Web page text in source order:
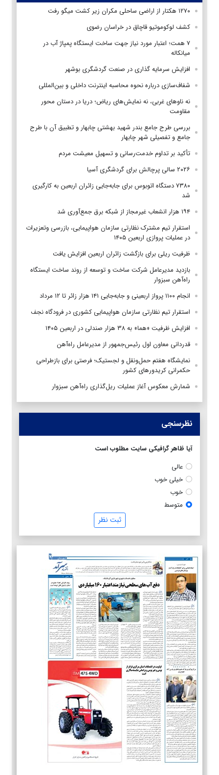
۱۲۷۰ هکتار از اراضی ساحلی مکران زیر کشت میگو رفت
کشف لوکوموتیو قاچاق در خراسان رضوی
۷ همت؛ اعتبار مورد نیاز جهت ساخت ایستگاه پمپاژ آب در
میانکاله
افزایش سرمایه گذاری در صنعت گردشگری بوشهر
شفاف‌سازی درباره نحوه محاسبه اینترنت داخلی و بین‌المللی
نه ناوهای غربی، نه نمایش‌های ریاض؛ دریا در دستان محور
مقاومت
بررسی طرح جامع بندر شهید بهشتی چابهار و تطبیق آن با طرح
جامع و تفصیلی شهر چابهار
تأکید بر تداوم خدمت‌رسانی و تسهیل معیشت مردم
۲۰۲۶ سالی پرچالش برای گردشگری آسیا
۷۳۸۰ دستگاه اتوبوس برای جابه‌جایی زائران اربعین به‌ کارگیری
شد
۱۹۴ هزار انشعاب غیرمجاز از شبکه برق جمع‌آوری شد
استقرار تیم مشترک نظارتی سازمان هواپیمایی، بازرسی وتعزیرات
در عملیات پروازی اربعین ۱۴۰۵
ظرفیت ریلی برای بازگشت زائران اربعین افزایش یافت
بازدید مدیرعامل شرکت ساخت و توسعه از روند ساخت ایستگاه
راه‌آهن سبزوار
انجام ۱۱۰۰ پرواز اربعینی و جابه‌جایی ۱۴۱ هزار زائر تا ۱۲ مرداد
استقرار تیم‌ نظارتی سازمان هواپیمایی کشوری در فرودگاه نجف
افزایش ظرفیت «هما» به ۳۸ هزار صندلی در اربعین ۱۴۰۵
قدردانی معاون اول رئیس‌جمهور از مدیرعامل راه‌آهن
نمایشگاه هفتم حمل‌ونقل و لجستیک؛ فرصتی برای بازطراحی
حکمرانی کریدورهای کشور
شمارش معکوس آغاز عملیات ریل‌گذاری راه‌آهن سبزوار
نظرسنجی
آیا ظاهر گرافیکی سایت مطلوب است
عالی
خیلی خوب
خوب
متوسط
ثبت نظر